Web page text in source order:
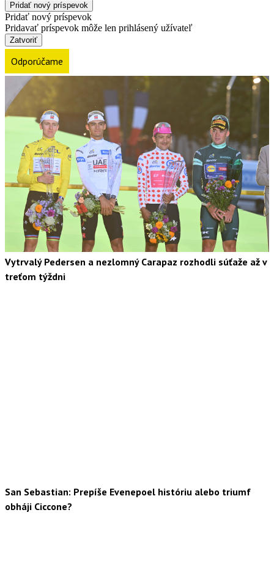
Pridať nový príspevok
Pridať nový príspevok
Pridavať príspevok môže len prihlásený užívateľ
Zatvoriť
Odporúčame
Vytrvalý Pedersen a nezlomný Carapaz rozhodli súťaže až v
treťom týždni
San Sebastian: Prepíše Evenepoel históriu alebo triumf
obháji Ciccone?